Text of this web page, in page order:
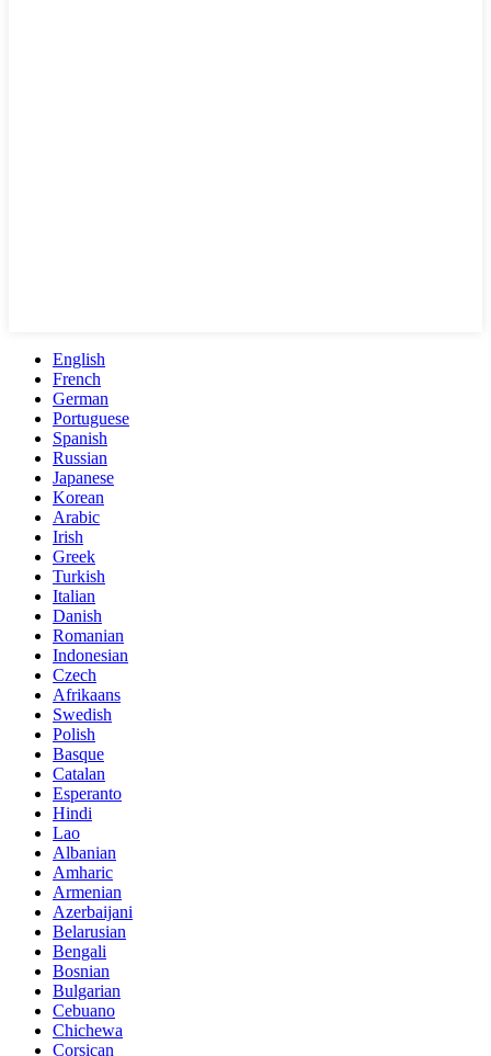
English
French
German
Portuguese
Spanish
Russian
Japanese
Korean
Arabic
Irish
Greek
Turkish
Italian
Danish
Romanian
Indonesian
Czech
Afrikaans
Swedish
Polish
Basque
Catalan
Esperanto
Hindi
Lao
Albanian
Amharic
Armenian
Azerbaijani
Belarusian
Bengali
Bosnian
Bulgarian
Cebuano
Chichewa
Corsican